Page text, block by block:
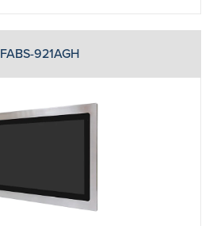
FABS-921AGH